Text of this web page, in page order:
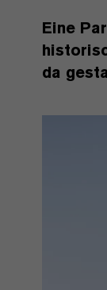
Eine
da